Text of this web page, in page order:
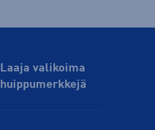
Laaja valikoima
huippu­merkkejä